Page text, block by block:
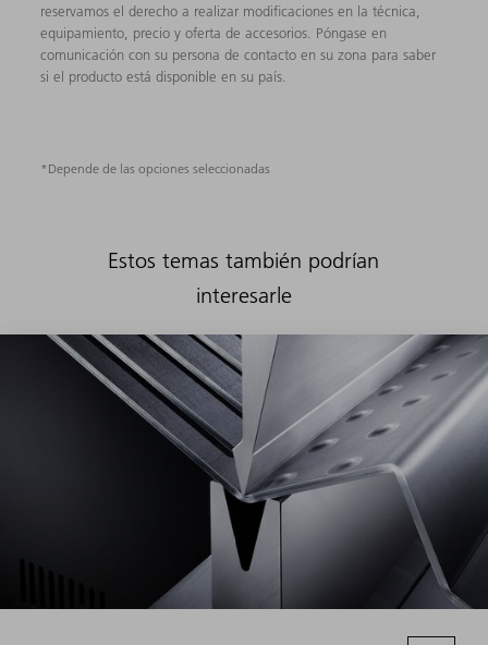
reservamos el derecho a realizar modificaciones en la técnica,
equipamiento, precio y oferta de accesorios. Póngase en
comunicación con su persona de contacto en su zona para saber
si el producto está disponible en su país.
*Depende de las opciones seleccionadas
Estos temas también podrían
interesarle